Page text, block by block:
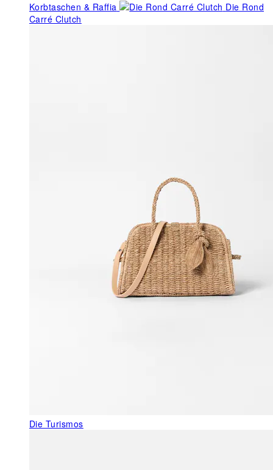
Korbtaschen & Raffia
Die Rond
Carré Clutch
Die Turismos